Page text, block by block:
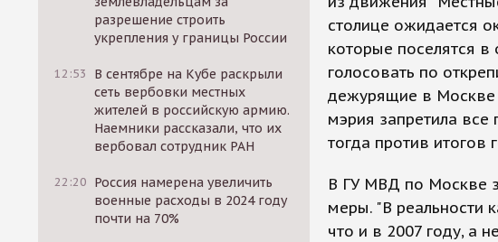
разрешение строить
укрепления у границы России
12:53
В сентябре на Кубе раскрыли
сеть вербовки местных
жителей в российскую армию.
Наемники рассказали, что их
вербовал сотрудник РАН
22:20 Россия намерена увеличить
военные расходы в 2024 году
почти на 70%
столице ожидается
которые поселятся
голосовать по
дежурящие в Москве
мэрия запретила
тогда против итогов
В ГУ МВД по Москве
меры. "В реальности
что и в 2007 году, а